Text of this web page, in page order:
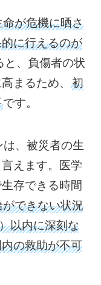
が危機に晒さ
に行えるのが
と、負傷者の状
まるため、 初
です。
は、被災者の生
えます。医学
存できる時間
できない状況
以内に深刻な
の救助が不可